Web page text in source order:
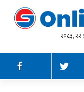
२०८३, २२